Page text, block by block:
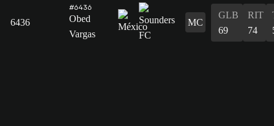
6436
#6436
Obed
Vargas
MC
GLB
69
RIT
74